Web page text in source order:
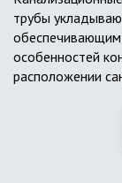
Кессон может
колец, но только
подземных вод,
обеспечить
достаточную
трубы
обеспечивающим
особенностей
расположении
Единственное
использование